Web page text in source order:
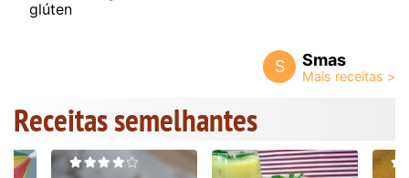
glúten
S Smas
Receitas semelhantes